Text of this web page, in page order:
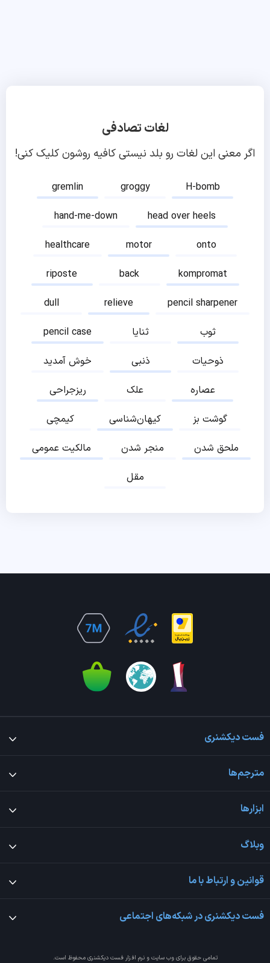
لغات تصادفی
اگر معنی این لغات رو بلد نیستی کافیه روشون کلیک کنی!
gremlin groggy
H-bomb
hand-me-down
head over heels
healthcare
motor
onto
riposte
back
kompromat
dull
relieve
pencil sharpener
pencil case
ثنایا
ثوب
خوش آمدید
ذنبی
ذوحیات
ریزجراحی
علک
عصاره
کیمچی
کیهان‌شناسی
گوشت بز
مالکیت عمومی
منجر شدن
ملحق شدن
مقل
فست دیکشنری
مترجم‌ها
ابزارها
وبلاگ
قوانین و ارتباط با ما
فست دیکشنری در شبکه‌های اجتماعی
تمامی حقوق برای وب سایت و نرم افزارفست دیکشنری محفوظ است.